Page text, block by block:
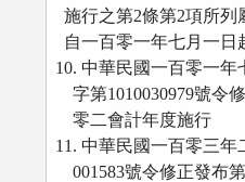
施行之第2條第2項所列
自一百零一年七月一日
10. 中華民國一百零一
字第1010030979號令
零二會計年度施行
11. 中華民國一百零三
001583號令修正發布